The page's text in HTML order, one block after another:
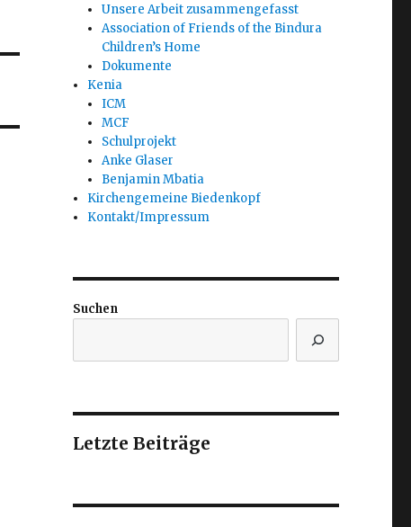
Unsere Arbeit zusammengefasst
Association of Friends of the Bindura
Children’s Home
Dokumente
Kenia
ICM
MCF
Schulprojekt
Anke Glaser
Benjamin Mbatia
Kirchengemeine Biedenkopf
Kontakt/Impressum
Suchen
Letzte Beiträge